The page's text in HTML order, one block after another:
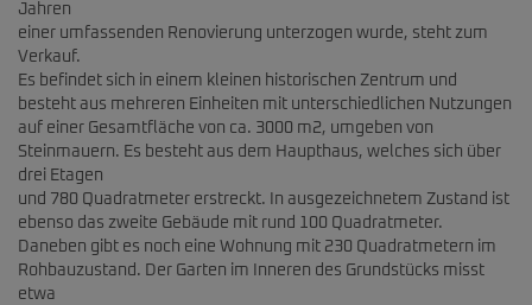
Jahren
einer umfassenden Renovierung unterzogen wurde, steht zum
Verkauf.
Es befindet sich in einem kleinen historischen Zentrum und
besteht aus mehreren Einheiten mit unterschiedlichen Nutzungen
auf einer Gesamtfläche von ca. 3000 m2, umgeben von
Steinmauern. Es besteht aus dem Haupthaus, welches sich über
drei Etagen
und 780 Quadratmeter erstreckt. In ausgezeichnetem Zustand ist
ebenso das zweite Gebäude mit rund 100 Quadratmeter.
Daneben gibt es noch eine Wohnung mit 230 Quadratmetern im
Rohbauzustand. Der Garten im Inneren des Grundstücks misst
etwa